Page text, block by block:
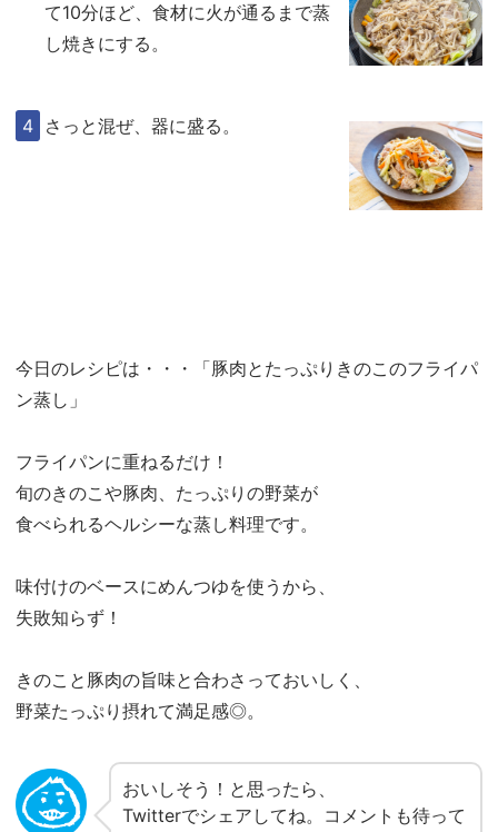
て10分ほど、食材に火が通るまで蒸
し焼きにする。
さっと混ぜ、器に盛る。
今日のレシピは・・・「豚肉とたっぷりきのこのフライパ
ン蒸し」
フライパンに重ねるだけ！
旬のきのこや豚肉、たっぷりの野菜が
食べられるヘルシーな蒸し料理です。
味付けのベースにめんつゆを使うから、
失敗知らず！
きのこと豚肉の旨味と合わさっておいしく、
野菜たっぷり摂れて満足感◎。
おいしそう！と思ったら、
Twitterでシェアしてね。コメントも待って